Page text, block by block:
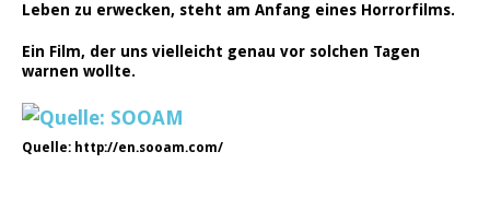
Leben zu erwecken, steht am Anfang eines Horrorfilms.
Ein Film, der uns vielleicht genau vor solchen Tagen
warnen wollte.
Quelle: http://en.sooam.com/